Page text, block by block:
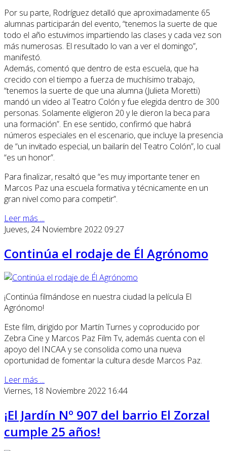
Por su parte, Rodríguez detalló que aproximadamente 65
alumnas participarán del evento, “tenemos la suerte de que
todo el año estuvimos impartiendo las clases y cada vez son
más numerosas. El resultado lo van a ver el domingo”,
manifestó.
Además, comentó que dentro de esta escuela, que ha
crecido con el tiempo a fuerza de muchísimo trabajo,
“tenemos la suerte de que una alumna (Julieta Moretti)
mandó un video al Teatro Colón y fue elegida dentro de 300
personas. Solamente eligieron 20 y le dieron la beca para
una formación”. En ese sentido, confirmó que habrá
números especiales en el escenario, que incluye la presencia
de “un invitado especial, un bailarín del Teatro Colón”, lo cual
“es un honor”.
Para finalizar, resaltó que “es muy importante tener en
Marcos Paz una escuela formativa y técnicamente en un
gran nivel como para competir”.
Leer más ...
Jueves, 24 Noviembre 2022 09:27
Continúa el rodaje de Él Agrónomo
¡Continúa filmándose en nuestra ciudad la película El
Agrónomo!
Este film, dirigido por Martín Turnes y coproducido por
Zebra Cine y Marcos Paz Film Tv, además cuenta con el
apoyo del INCAA y se consolida como una nueva
oportunidad de fomentar la cultura desde Marcos Paz.
Leer más ...
Viernes, 18 Noviembre 2022 16:44
¡El Jardín Nº 907 del barrio El Zorzal
cumple 25 años!